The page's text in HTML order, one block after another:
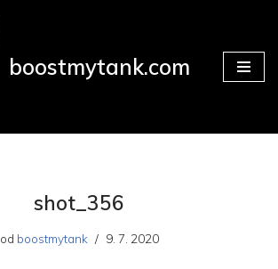
boostmytank.com
shot_356
od boostmytank 9. 7. 2020